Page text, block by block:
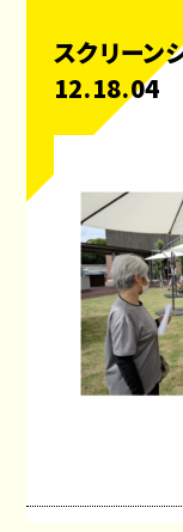
スクリーン
12.18.04